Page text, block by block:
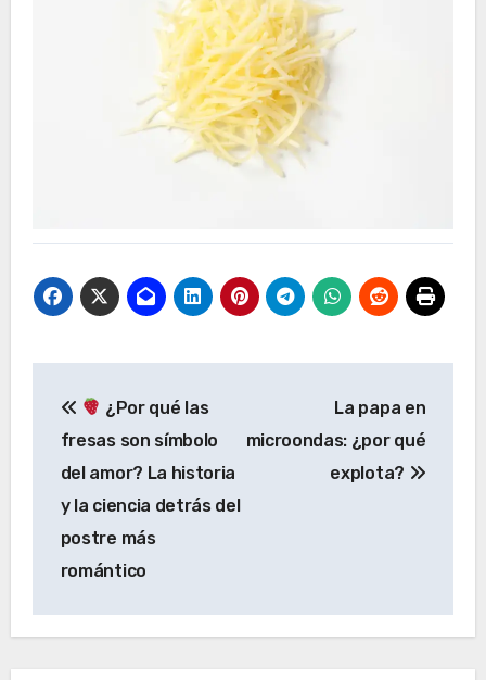
de
entradas
¿Por qué las
fresas son símbolo
del amor? La historia
y la ciencia detrás del
postre más
romántico
La papa en
microondas: ¿por qué
explota?